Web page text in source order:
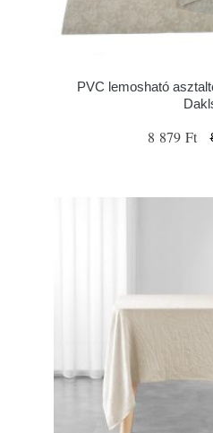
PVC lemosható
8 879 Ft